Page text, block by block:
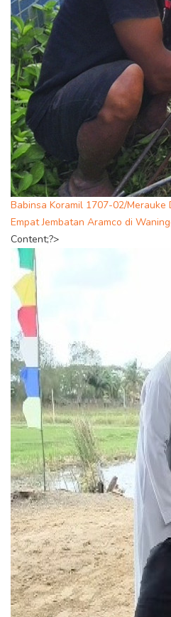
Babinsa Koramil 1707-02/Merauke
Empat Jembatan Aramco di
Content;?>